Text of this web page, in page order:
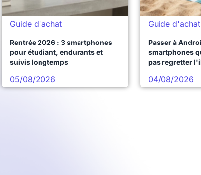
Guide d'achat
Rentrée 2026 : 3 smartphones
pour étudiant, endurants et
suivis longtemps
05/08/2026
Guide d'achat
Passer à
smartphones
pas regretter
04/08/2026